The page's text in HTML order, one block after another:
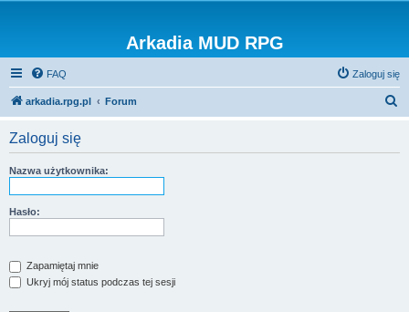
Arkadia MUD RPG
FAQ Zaloguj się
arkadia.rpg.pl Forum
Zaloguj się
Nazwa użytkownika:
Hasło:
Zapamiętaj mnie
Ukryj mój status podczas tej sesji